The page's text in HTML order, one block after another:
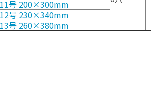
11号 200×300mm
12号 230×340mm
13号 260×380mm